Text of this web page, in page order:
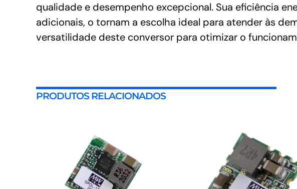
qualidade e desempenho excepcional. Sua eficiência
adicionais, o tornam a escolha ideal para atender às
versatilidade deste conversor para otimizar o
PRODUTOS RELACIONADOS